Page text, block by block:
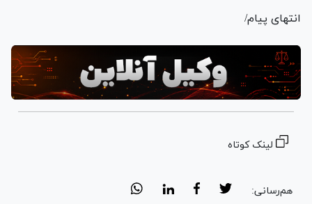
انتهای پیام/
لینک کوتاه
هم‌رسانی: